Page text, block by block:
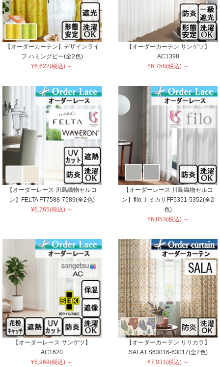
【オーダーカーテン】デザインライ
フ ハミングビー(全2色)
¥6,622(税込) ～
【オーダーカーテン サンゲツ】
AC1398
¥6,758(税込) ～
【オーダーレース 川島織物セルコ
ン】FELTA FT7588-7589(全2色)
¥6,765(税込) ～
【オーダーレース 川島織物セルコ
ン】filo ナミカサFF5351-5352(全2
色)
¥6,853(税込) ～
【オーダーレース サンゲツ】
AC1620
¥6,969(税込) ～
【オーダーカーテン リリカラ】
SALA LS63016-63017(全2色)
¥7,031(税込) ～